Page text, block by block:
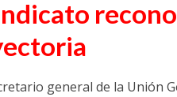
general de la Unión